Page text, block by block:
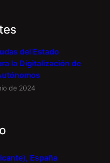
del Estado
la Digitalización de
de 2024
España